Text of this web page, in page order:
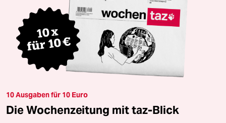
10 Ausgaben für 10 Euro
Die Wochenzeitung mit taz-Blick